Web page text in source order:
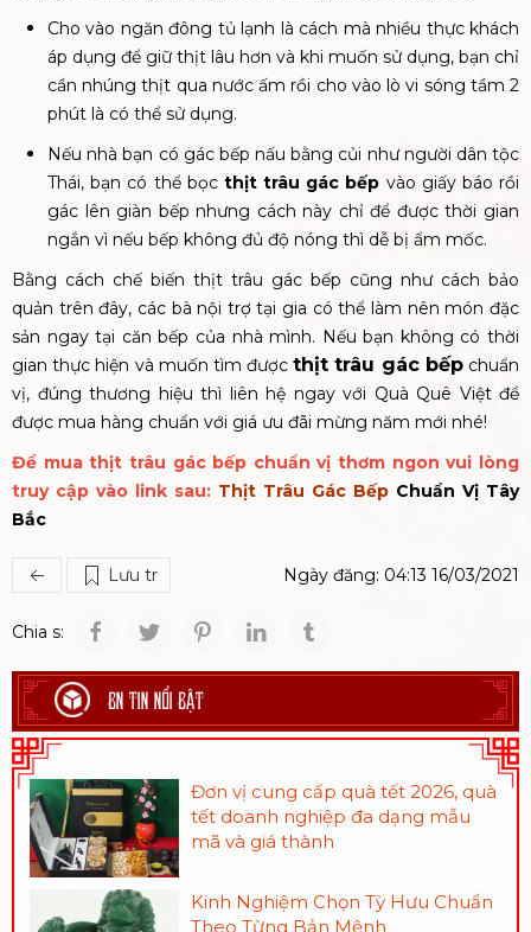
Cho vào ngăn đông tủ lạnh là cách mà nhiều thực khách
áp dụng để giữ thịt lâu hơn và khi muốn sử dụng, bạn chỉ
cần nhúng thịt qua nước ấm rồi cho vào lò vi sóng tầm 2
phút là có thể sử dụng.
Nếu nhà bạn có gác bếp nấu bằng củi như người dân tộc
Thái, bạn có thể bọc thịt trâu gác bếp vào giấy báo rồi
gác lên giàn bếp nhưng cách này chỉ để được thời gian
ngắn vì nếu bếp không đủ độ nóng thì dễ bị ẩm mốc.
Bằng cách chế biến thịt trâu gác bếp cũng như cách bảo
quản trên đây, các bà nội trợ tại gia có thể làm nên món đặc
sản ngay tại căn bếp của nhà mình. Nếu bạn không có thời
gian thực hiện và muốn tìm đượcthịt trâu gác bếpchuẩn
vị, đúng thương hiệu thì liên hệ ngay với Quà Quê Việt để
được mua hàng chuẩn với giá ưu đãi mừng năm mới nhé!
Để mua thịt trâu gác bếp chuẩn vị thơm ngon vui lòng
truy cập vào link sau: Thịt Trâu Gác Bếp Chuẩn Vị Tây
Bắc
Lưu tr Ngày đăng: 04:13 16/03/2021
Chia s:
BN TIN NỔI BẬT
Đơn vị cung cấp quà tết 2026, quà
tết doanh nghiệp đa dạng mẫu
mã và giá thành
Kinh Nghiệm Chọn Tỳ Hưu Chuẩn
Theo Từng Bản Mệnh